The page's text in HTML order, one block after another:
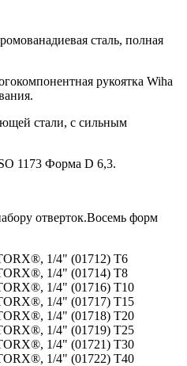
сталь, полная
рукоятка Wiha
стали, с сильным
1173 Форма D 6,3.
отверток.Восемь форм
1/4" (01712) T6
1/4" (01714) T8
1/4" (01716) T10
1/4" (01717) T15
1/4" (01718) T20
1/4" (01719) T25
1/4" (01721) T30
1/4" (01722) T40